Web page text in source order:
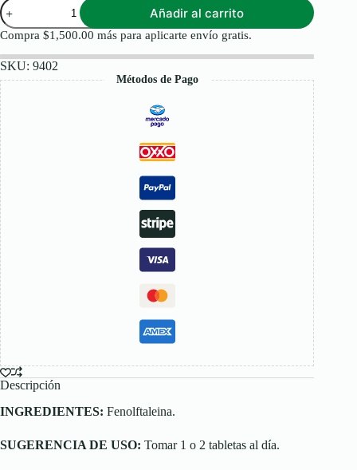
50
Tabs
60
mg
cantidad
Añadir al carrito
Compra $1,500.00 más para aplicarte envío gratis.
SKU: 9402
Métodos de Pago
Descripción
INGREDIENTES: Fenolftaleina.
SUGERENCIA DE USO: Tomar 1 o 2 tabletas al día.